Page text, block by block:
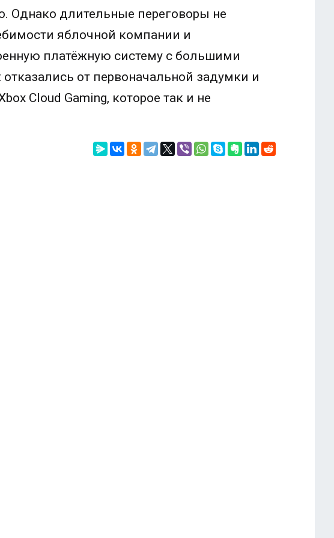
Однако длительные переговоры не
яблочной компании и
платёжную систему с большими
от первоначальной задумки и
Cloud Gaming, которое так и не